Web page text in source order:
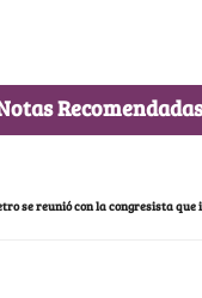
Recomendadas
se reunió con la congresista